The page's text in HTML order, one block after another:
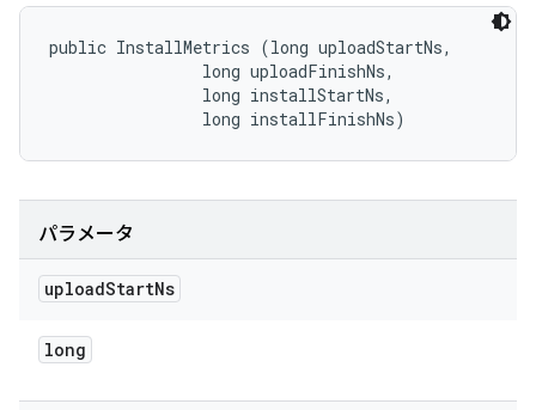
public InstallMetrics (long uploadStartNs,
                long uploadFinishNs,
                long installStartNs,
                long installFinishNs)
パラメータ
uploadStartNs
long